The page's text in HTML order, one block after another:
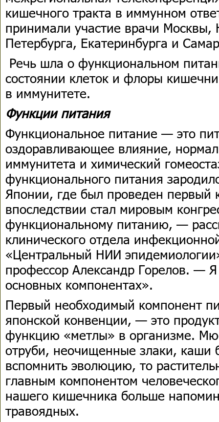
кишечного тракта в иммунном
принимали участие врачи Москвы,
Петербурга, Екатеринбурга и
Речь шла о функциональном
состоянии клеток и флоры
в иммунитете.
Функции питания
Функциональное питание — это
оздоравливающее влияние,
иммунитета и химический
функционального питания
Японии, где был проведен первый
впоследствии стал мировым
функциональному питанию, —
клинического отдела
«Центральный НИИ
профессор Александр Горелов. —
основных компонентах».
Первый необходимый компонент
японской конвенции, — это
функцию «метлы» в организме.
отруби, неочищенные злаки, каши
вспомнить эволюцию, то
главным компонентом
нашего кишечника больше
травоядных.